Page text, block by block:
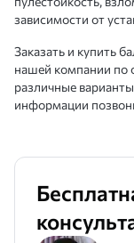
зависимости от
Заказать и купить
нашей компании по
различные
информации